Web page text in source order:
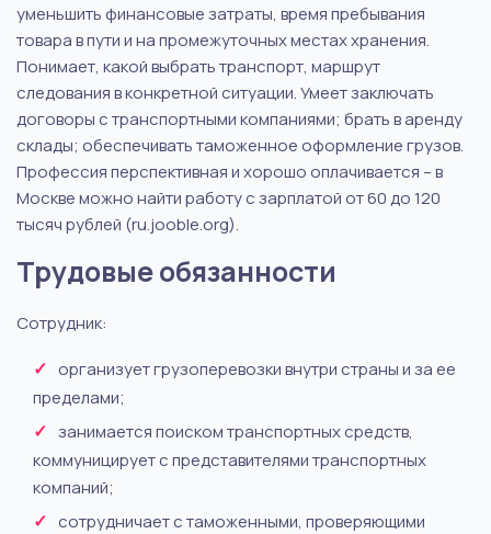
уменьшить финансовые затраты, время пребывания
товара в пути и на промежуточных местах хранения.
Понимает, какой выбрать транспорт, маршрут
следования в конкретной ситуации. Умеет заключать
договоры с транспортными компаниями; брать в аренду
склады; обеспечивать таможенное оформление грузов.
Профессия перспективная и хорошо оплачивается – в
Москве можно найти работу с зарплатой от 60 до 120
тысяч рублей (ru.jooble.org).
Трудовые обязанности
Сотрудник:
организует грузоперевозки внутри страны и за ее
пределами;
занимается поиском транспортных средств,
коммуницирует с представителями транспортных
компаний;
сотрудничает с таможенными, проверяющими